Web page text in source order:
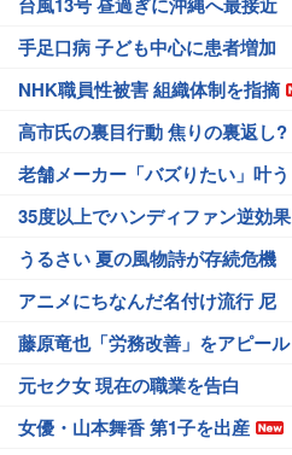
台風13号 昼過ぎに沖縄へ最接近
手足口病 子ども中心に患者増加
NHK職員性被害 組織体制を指摘
高市氏の裏目行動 焦りの裏返し?
老舗メーカー「バズりたい」叶う
35度以上でハンディファン逆効果
うるさい 夏の風物詩が存続危機
アニメにちなんだ名付け流行 尼
藤原竜也「労務改善」をアピール
元セク女 現在の職業を告白
女優・山本舞香 第1子を出産